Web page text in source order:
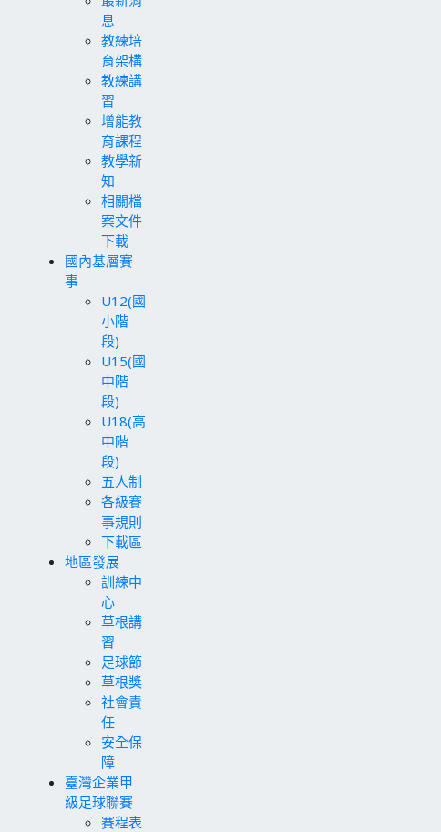
息
教練培
育架構
教練講
習
增能教
育課程
教學新
知
相關檔
案文件
下載
國內基層賽
事
U12(國
小階
段)
U15(國
中階
段)
U18(高
中階
段)
五人制
各級賽
事規則
下載區
地區發展
訓練中
心
草根講
習
足球節
草根獎
社會責
任
安全保
障
臺灣企業甲
級足球聯賽
賽程表